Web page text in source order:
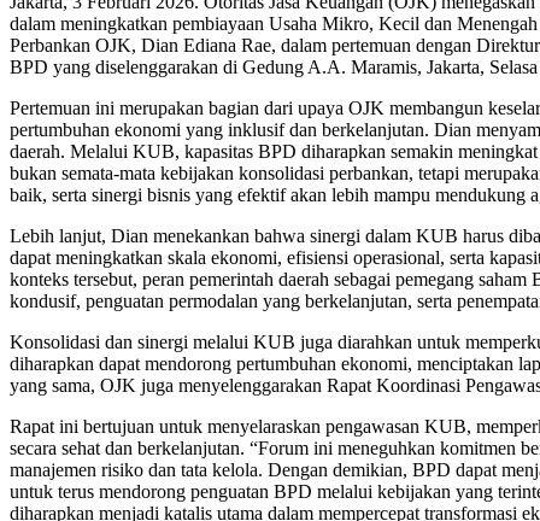
dalam meningkatkan pembiayaan Usaha Mikro, Kecil dan
Perbankan OJK, Dian Ediana Rae, dalam pertemuan dengan
BPD yang diselenggarakan di Gedung A.A. Maramis, Jakarta,
Pertemuan ini merupakan bagian dari upaya OJK membangun
pertumbuhan ekonomi yang inklusif dan berkelanjutan. Dian
daerah. Melalui KUB, kapasitas BPD diharapkan semakin
bukan semata-mata kebijakan konsolidasi perbankan, tetapi
baik, serta sinergi bisnis yang efektif akan lebih mampu mendukung
Lebih lanjut, Dian menekankan bahwa sinergi dalam KUB harus
dapat meningkatkan skala ekonomi, efisiensi operasional, serta
konteks tersebut, peran pemerintah daerah sebagai pemegang
kondusif, penguatan permodalan yang berkelanjutan, serta
Konsolidasi dan sinergi melalui KUB juga diarahkan untuk
diharapkan dapat mendorong pertumbuhan ekonomi, menciptakan
yang sama, OJK juga menyelenggarakan Rapat Koordinasi
Rapat ini bertujuan untuk menyelaraskan pengawasan KUB,
secara sehat dan berkelanjutan. “Forum ini meneguhkan komitmen
manajemen risiko dan tata kelola. Dengan demikian, BPD dapat
untuk terus mendorong penguatan BPD melalui kebijakan yang
diharapkan menjadi katalis utama dalam mempercepat transformasi